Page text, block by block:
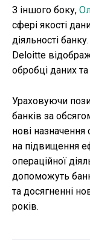
З іншого боку,
сфері якості
діяльності
Deloitte
обробці даних
Ураховуючи
банків за
нові назначення
на підвищення
операційної
допоможуть
та досягненні
років.